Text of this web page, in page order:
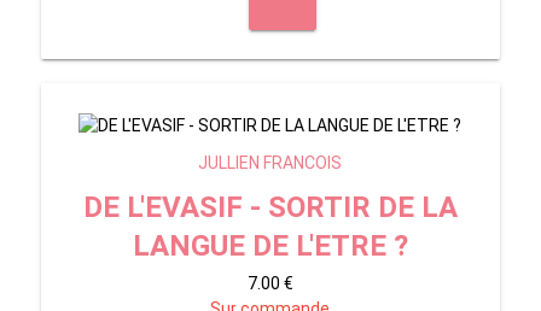
JULLIEN FRANCOIS
DE L'EVASIF - SORTIR DE LA
LANGUE DE L'ETRE ?
7.00 €